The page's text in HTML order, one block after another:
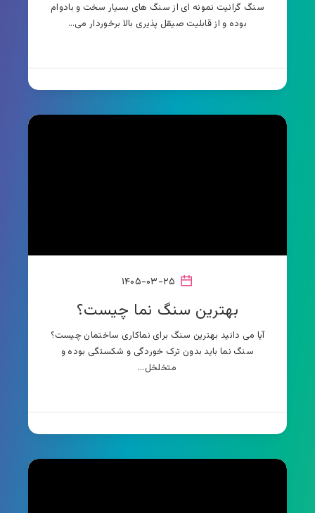
سنگ گرانیت نمونه ای از سنگ های بسیار سخت و بادوام
بو‌ده و از قابلیت صیقل پذیری بالا برخوردار می…
بهترین سنگ نما چیست؟
آیا می دانید بهترین سنگ برای نماکاری ساختمان چیست؟
سنگ نما باید بدون ترک خوردگی و شکستگی بوده و
متخلخل…